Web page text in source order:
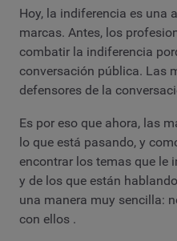
Hoy, la indiferencia es una
marcas. Antes, los
combatir la indiferencia
conversación pública. Las
defensores de la
Es por eso que ahora, las
lo que está pasando, y
encontrar los temas que le
y de los que están
una manera muy sencilla:
con ellos .